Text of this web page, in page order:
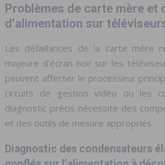
Problèmes de carte mère et
d’alimentation sur
Les défaillances de la carte mère
majeure d’écran noir sur les
peuvent affecter le processeur
circuits de gestion vidéo ou les
diagnostic précis nécessite des
et des outils de mesure appropriés.
Diagnostic des condensateurs